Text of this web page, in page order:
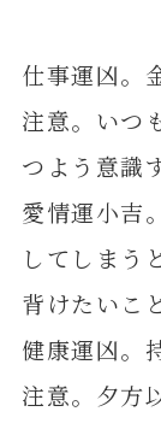
仕事運凶。
注意。いつ
つよう意識
愛情運小吉
してしまう
背けたいこ
健康運凶。
注意。夕方